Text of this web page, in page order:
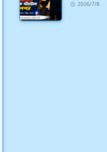
2026/7/8